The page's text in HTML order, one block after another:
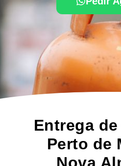
Entrega
Perto de